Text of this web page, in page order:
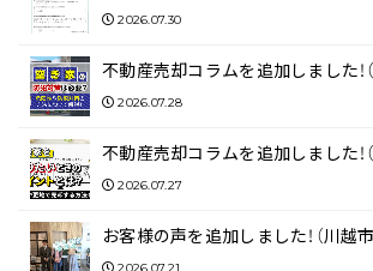
2026.07.30
不動産売却コラムを追加しました！
2026.07.28
不動産売却コラムを追加しました！
2026.07.27
お客様の声を追加しました！（川越
2026.07.21